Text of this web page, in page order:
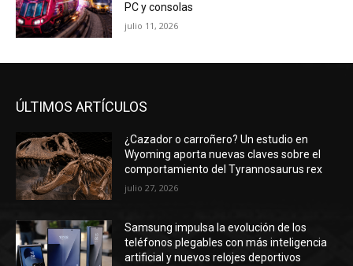
PC y consolas
julio 11, 2026
ÚLTIMOS ARTÍCULOS
¿Cazador o carroñero? Un estudio en
Wyoming aporta nuevas claves sobre el
comportamiento del Tyrannosaurus rex
julio 27, 2026
Samsung impulsa la evolución de los
teléfonos plegables con más inteligencia
artificial y nuevos relojes deportivos